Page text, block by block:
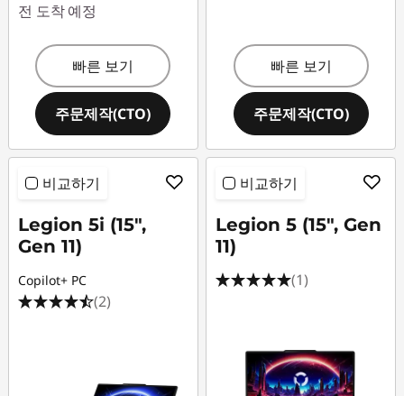
전 도착 예정
빠른 보기
주문제작(CTO)
빠른 보기
주문제작(CTO)
비교하기
Legion 5i (15",
Gen 11)
Copilot+ PC
(2)
비교하기
Legion 5 (15", Gen
11)
(1)